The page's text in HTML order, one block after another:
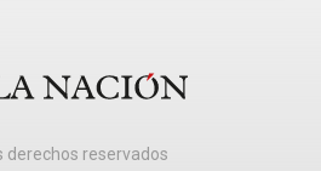
derechos reservados